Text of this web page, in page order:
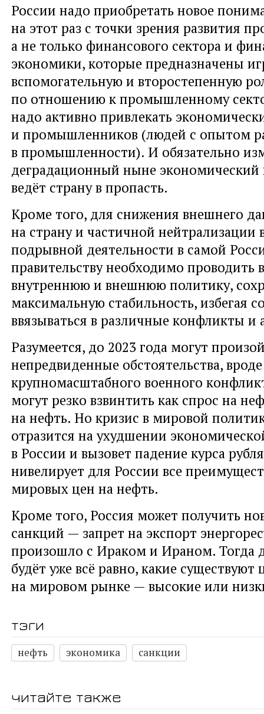
России надо приобретать новое
на этот раз с точки зрения развития
а не только финансового сектора и
экономики, которые предназначены
вспомогательную и второстепенную
по отношению к промышленному
надо активно привлекать
и промышленников (людей с опытом
в промышленности). И обязательно
деградационный ныне экономический
ведёт страну в пропасть.
Кроме того, для снижения внешнего
на страну и частичной нейтрализации
подрывной деятельности в самой
правительству необходимо проводить
внутреннюю и внешнюю политику,
максимальную стабильность, избегая
ввязываться в различные конфликты и
Разумеется, до 2023 года могут
непредвиденные обстоятельства, вроде
крупномасштабного военного
могут резко взвинтить как спрос на
на нефть. Но кризис в мировой
отразится на ухудшении
в России и вызовет падение курса
нивелирует для России все
мировых цен на нефть.
Кроме того, Россия может получить
санкций — запрет на экспорт
произошло с Ираком и Ираном. Тогда
будёт уже всё равно, какие
на мировом рынке — высокие или
тэги
нефть экономика санкции
читайте также